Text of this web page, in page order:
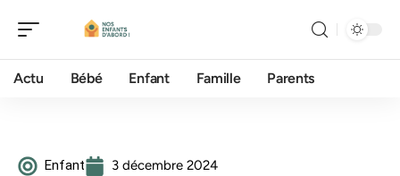
Actu Bébé Enfant Famille Parents
Enfant 3 décembre 2024